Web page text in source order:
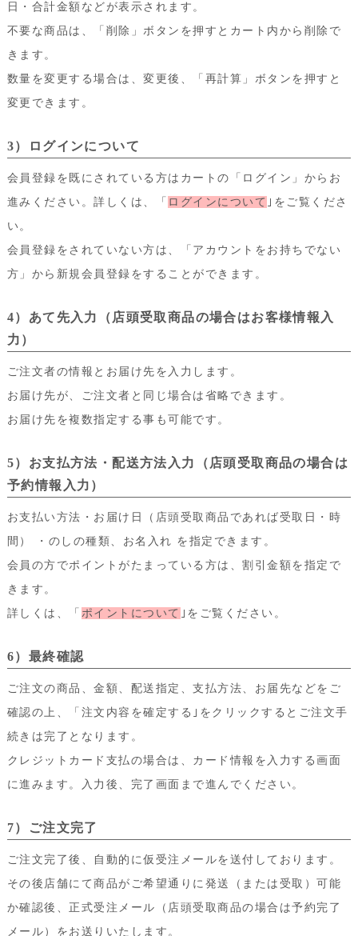
日・合計金額などが表示されます。
不要な商品は、「削除」ボタンを押すとカート内から削除で
きます。
数量を変更する場合は、変更後、「再計算」ボタンを押すと
変更できます。
3）ログインについて
会員登録を既にされている方はカートの「ログイン」からお
進みください。詳しくは、「 ログインについて ｣をご覧くださ
い。
会員登録をされていない方は、「アカウントをお持ちでない
方」から新規会員登録をすることができます。
4）あて先入力（店頭受取商品の場合はお客様情報入
力）
ご注文者の情報とお届け先を入力します。
お届け先が、ご注文者と同じ場合は省略できます。
お届け先を複数指定する事も可能です。
5）お支払方法・配送方法入力（店頭受取商品の場合は
予約情報入力）
お支払い方法・お届け日（店頭受取商品であれば受取日・時
間） ・のしの種類、お名入れ を指定できます。
会員の方でポイントがたまっている方は、割引金額を指定で
きます。
詳しくは、「 ポイントについて ｣をご覧ください。
6）最終確認
ご注文の商品、金額、配送指定、支払方法、お届先などをご
確認の上、「注文内容を確定する｣をクリックするとご注文手
続きは完了となります。
クレジットカード支払の場合は、カード情報を入力する画面
に進みます。入力後、完了画面まで進んでください。
7）ご注文完了
ご注文完了後、自動的に仮受注メールを送付しております。
その後店舗にて商品がご希望通りに発送（または受取）可能
か確認後、正式受注メール（店頭受取商品の場合は予約完了
メール）をお送りいたします。